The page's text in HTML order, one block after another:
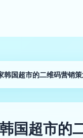
韩国超市的二维码营销
国超市的